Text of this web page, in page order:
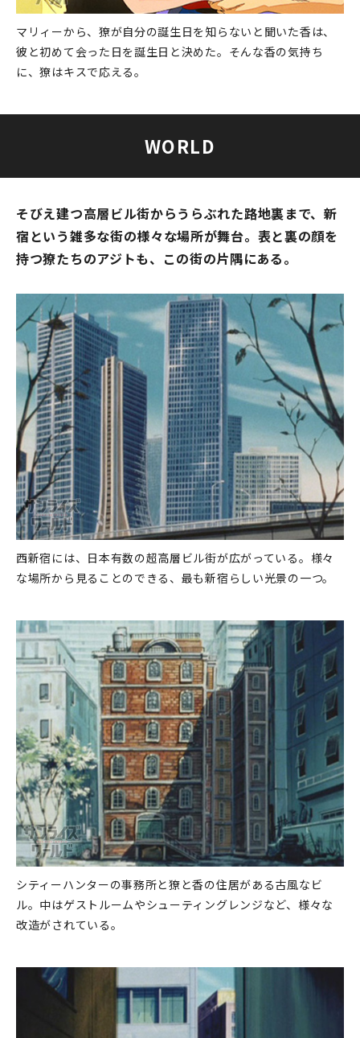
マリィーから、獠が自分の誕生日を知らないと聞いた香は、
彼と初めて会った日を誕生日と決めた。そんな香の気持ち
に、獠はキスで応える。
WORLD
そびえ建つ高層ビル街からうらぶれた路地裏まで、新
宿という雑多な街の様々な場所が舞台。表と裏の顔を
持つ獠たちのアジトも、この街の片隅にある。
西新宿には、日本有数の超高層ビル街が広がっている。様々
な場所から見ることのできる、最も新宿らしい光景の一つ。
シティーハンターの事務所と獠と香の住居がある古風なビ
ル。中はゲストルームやシューティングレンジなど、様々な
改造がされている。